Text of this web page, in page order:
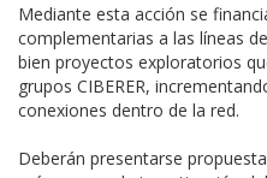
Mediante esta acción se
complementarias a las líneas
bien proyectos exploratorios
grupos CIBERER,
conexiones dentro de la red.
Deberán presentarse